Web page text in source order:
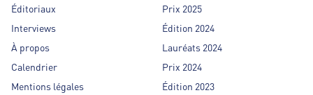
Éditoriaux
Interviews
À propos
Calendrier
Mentions légales
Prix 2025
Édition 2024
Lauréats 2024
Prix 2024
Édition 2023